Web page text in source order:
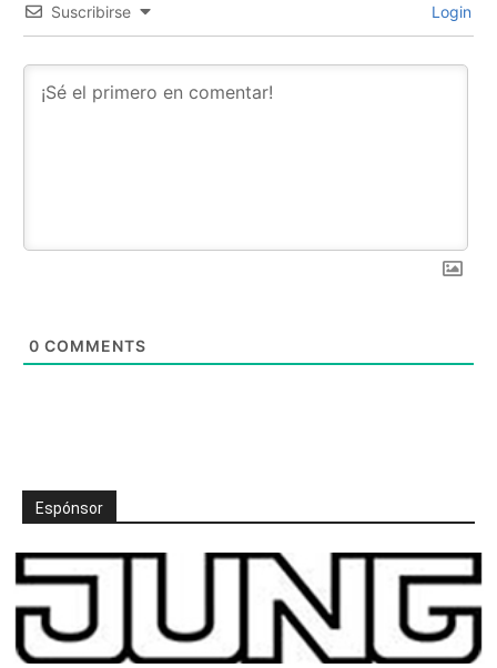
Suscribirse Login
0 COMMENTS
Espónsor